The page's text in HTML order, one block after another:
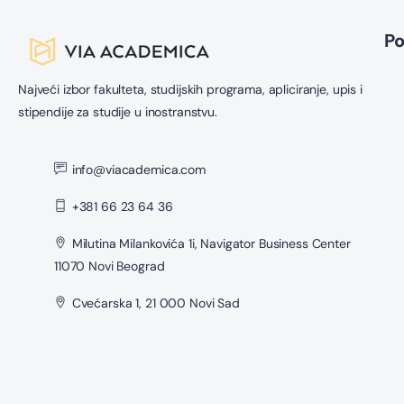
Najveći izbor fakulteta, studijskih programa, apliciranje, upis i
stipendije za studije u inostranstvu.
info@viacademica.com
+381 66 23 64 36
Milutina Milankovića 1i, Navigator Business Center
11070 Novi Beograd
Cvećarska 1, 21 000 Novi Sad